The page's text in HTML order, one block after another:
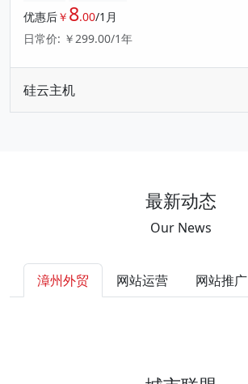
优惠后￥ 8.00/1月
日常价: ￥299.00/1年
硅云主机
最新动态
Our News
漳州外贸 网站运营 网站推广